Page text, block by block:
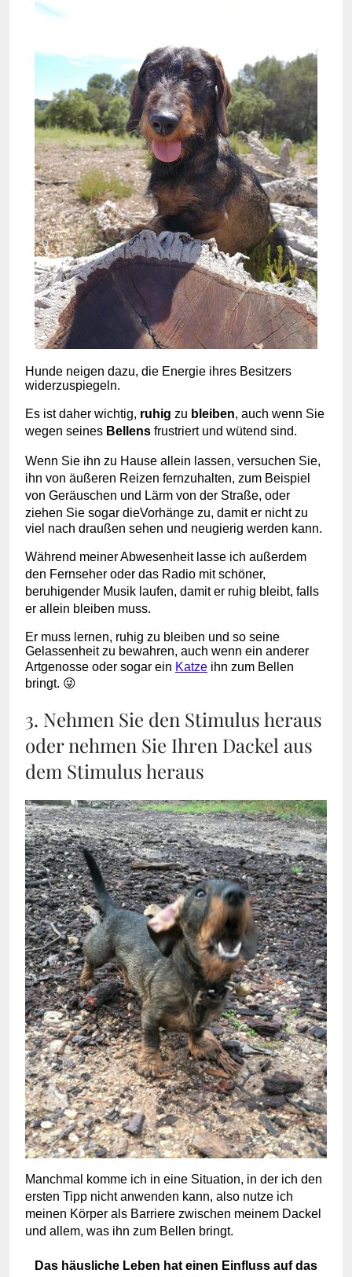
Hunde neigen dazu, die Energie ihres Besitzers
widerzuspiegeln.
Es ist daher wichtig, ruhig zu bleiben, auch wenn Sie
wegen seines Bellens frustriert und wütend sind.
Wenn Sie ihn zu Hause allein lassen, versuchen Sie,
ihn von äußeren Reizen fernzuhalten, zum Beispiel
von Geräuschen und Lärm von der Straße, oder
ziehen Sie sogar dieVorhänge zu, damit er nicht zu
viel nach draußen sehen und neugierig werden kann.
Während meiner Abwesenheit lasse ich außerdem
den Fernseher oder das Radio mit schöner,
beruhigender Musik laufen, damit er ruhig bleibt, falls
er allein bleiben muss.
Er muss lernen, ruhig zu bleiben und so seine
Gelassenheit zu bewahren, auch wenn ein anderer
Artgenosse oder sogar ein Katze ihn zum Bellen
bringt. 😜
3. Nehmen Sie den Stimulus heraus
oder nehmen Sie Ihren Dackel aus
dem Stimulus heraus
Manchmal komme ich in eine Situation, in der ich den
ersten Tipp nicht anwenden kann, also nutze ich
meinen Körper als Barriere zwischen meinem Dackel
und allem, was ihn zum Bellen bringt.
Das häusliche Leben hat einen Einfluss auf das